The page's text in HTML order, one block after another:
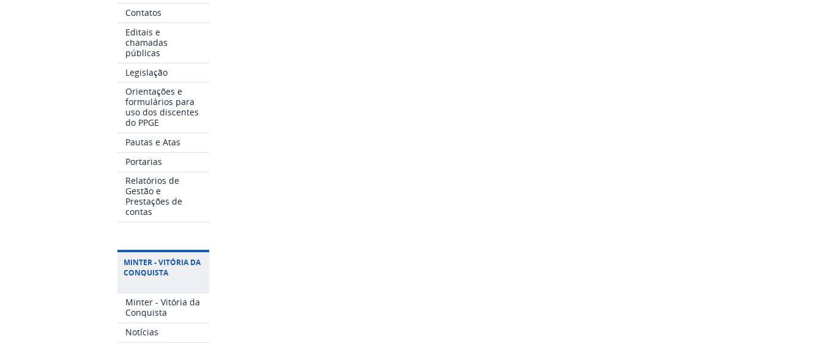
Contatos
Editais e
chamadas
públicas
Legislação
Orientações e
formulários para
uso dos discentes
do PPGE
Pautas e Atas
Portarias
Relatórios de
Gestão e
Prestações de
contas
MINTER - VITÓRIA DA
CONQUISTA
Minter - Vitória da
Conquista
Notícias